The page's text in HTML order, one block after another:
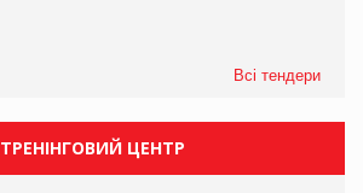
Всі тендери
ТРЕНІНГОВИЙ ЦЕНТР